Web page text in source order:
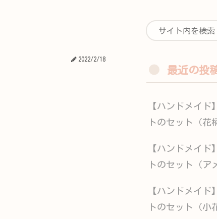
2022/2/18
最近の投
【ハンドメイド
トのセット（花
【ハンドメイド
トのセット（ア
【ハンドメイド
トのセット（小